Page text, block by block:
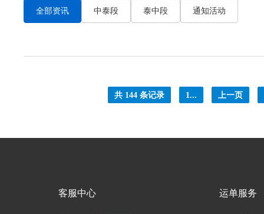
全部资讯 中泰段 泰中段 通知活动
共 144 条记录 1... 上一页
客服中心 运单服务